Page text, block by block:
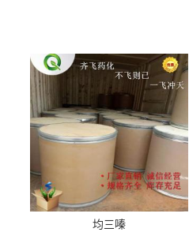
均三嗪